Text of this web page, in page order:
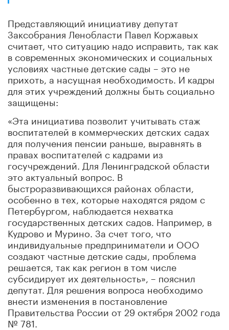
Представляющий инициативу депутат
Заксобрания Ленобласти Павел Коржавых
считает, что ситуацию надо исправить, так как
в современных экономических и социальных
условиях частные детские сады – это не
прихоть, а насущная необходимость. И кадры
для этих учреждений должны быть социально
защищены:
«Эта инициатива позволит учитывать стаж
воспитателей в коммерческих детских садах
для получения пенсии раньше, выравнять в
правах воспитателей с кадрами из
госучреждений. Для Ленинградской области
это актуальный вопрос. В
быстроразвивающихся районах области,
особенно в тех, которые находятся рядом с
Петербургом, наблюдается нехватка
государственных детских садов. Например, в
Кудрово и Мурино. За счет того, что
индивидуальные предприниматели и ООО
создают частные детские сады, проблема
решается, так как регион в том числе
субсидирует их деятельность», – пояснил
депутат. Для решения вопроса необходимо
внести изменения в постановление
Правительства России от 29 октября 2002 года
№ 781.